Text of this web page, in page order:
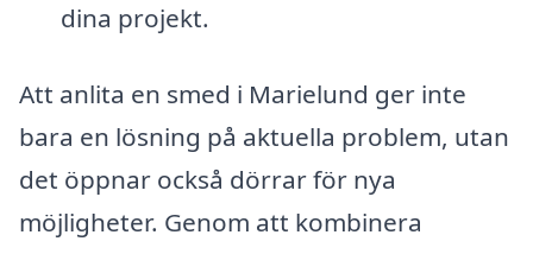
dina projekt.
Att anlita en smed i Marielund ger inte
bara en lösning på aktuella problem, utan
det öppnar också dörrar för nya
möjligheter. Genom att kombinera